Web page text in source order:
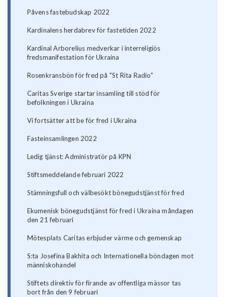
Påvens fastebudskap 2022
Kardinalens herdabrev för fastetiden 2022
Kardinal Arborelius medverkar i interreligiös
fredsmanifestation för Ukraina
Rosenkransbön för fred på "St Rita Radio"
Caritas Sverige startar insamling till stöd för
befolkningen i Ukraina
Vi fortsätter att be för fred i Ukraina
Fasteinsamlingen 2022
Ledig tjänst: Administratör på KPN
Stiftsmeddelande februari 2022
Stämningsfull och välbesökt bönegudstjänst för fred
Ekumenisk bönegudstjänst för fred i Ukraina måndagen
den 21 februari
Mötesplats Caritas erbjuder värme och gemenskap
S:ta Josefina Bakhita och Internationella böndagen mot
människohandel
Stiftets direktiv för firande av offentliga mässor tas
bort från den 9 februari